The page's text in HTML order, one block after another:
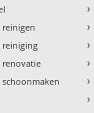
reinigen
reiniging
renovatie
schoonmaken
›
›
›
›
›
›